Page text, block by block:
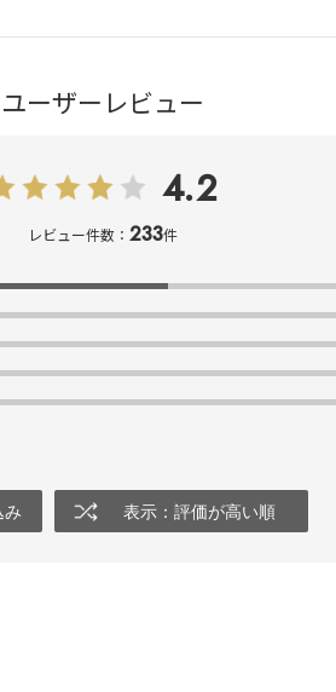
ユーザーレビュー
4.2
レビュー件数： 233件
み 表示：評価が高い順